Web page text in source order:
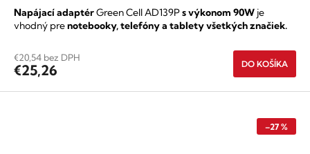
€20,54 bez DPH
€25,26 DO KOŠÍKA
Napájací adaptérGreen Cell AD139Ps výkonom 90W je
vhodný prenotebooky, telefóny a tablety všetkých značiek.
–27 %